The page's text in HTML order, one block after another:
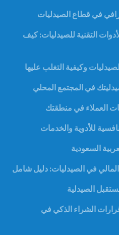
في قطاع الصيدليات
التقنية للصيدليات: كيف
وكيفية التغلب عليها
في المجتمع المحلي
العملاء في منطقتك
للأدوية والخدمات
السعودية
في الصيدليات: دليل شامل
الصيدلية
قرارات الشراء الذكي في